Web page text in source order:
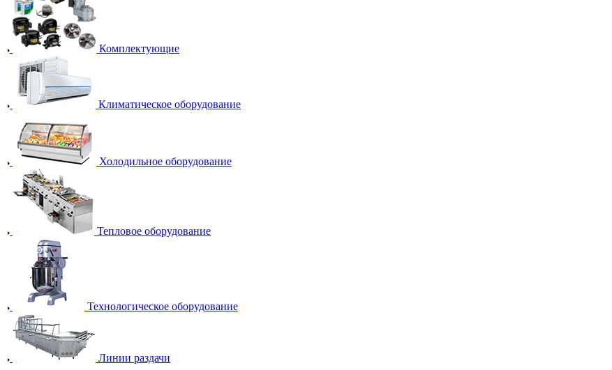
Комплектующие
Климатическое оборудование
Холодильное оборудование
Тепловое оборудование
Технологическое оборудование
Линии раздачи